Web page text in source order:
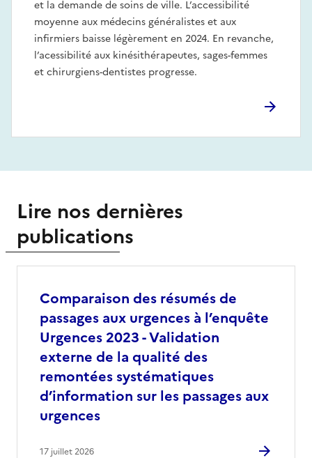
et la demande de soins de ville. L’accessibilité
moyenne aux médecins généralistes et aux
infirmiers baisse légèrement en 2024. En revanche,
l’acessibilité aux kinésithérapeutes, sages-femmes
et chirurgiens-dentistes progresse.
Lire nos dernières
publications
Comparaison des résumés de
passages aux urgences à l’enquête
Urgences 2023 - Validation
externe de la qualité des
remontées systématiques
d’information sur les passages aux
urgences
17 juillet 2026